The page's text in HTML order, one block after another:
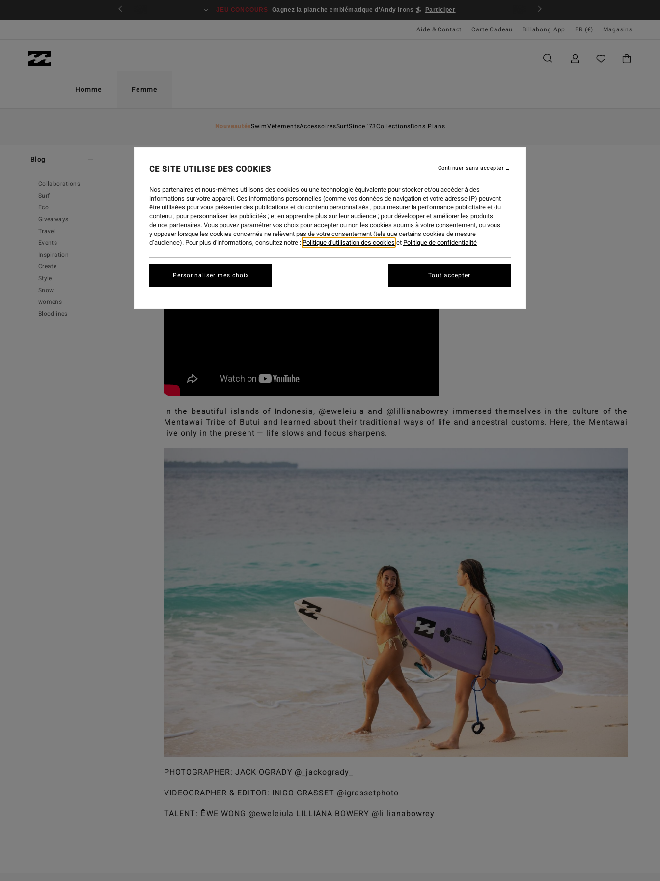
BILLABONG CREW Livraison et retours gratuits pour les membres Se connecter / s'inscrire
Aide & Contact Carte Cadeau Billabong App FR (€) Magasins
Homme Femme
NouveautésSwimVêtementsAccessoiresSurfSince '73CollectionsBons Plans
Blog
Collaborations
Surf
Eco
Giveaways
Travel
Events
Inspiration
Create
Style
Snow
womens
Bloodlines
LIL & EWE MENTAWAI ISLANDS
In the beautiful islands of Indonesia, @eweleiula and @lillianabowrey immersed themselves in the culture of the
Mentawai Tribe of Butui and learned about their traditional ways of life and ancestral customs. Here, the Mentawai
live only in the present — life slows and focus sharpens.
PHOTOGRAPHER: JACK OGRADY @_jackogrady_
VIDEOGRAPHER & EDITOR: INIGO GRASSET @igrassetphoto
TALENT: ĒWE WONG @eweleiula LILLIANA BOWERY @lillianabowrey
CE SITE UTILISE DES COOKIES
Nos partenaires et nous-mêmes utilisons des cookies ou une technologie équivalente pour stocker et/ou accéder à des
informations sur votre appareil. Ces informations personnelles (comme vos données de navigation et votre adresse IP) peuvent
être utilisées pour vous présenter des publications et du contenu personnalisés ; pour mesurer la performance publicitaire et du
contenu ; pour personnaliser les publicités ; et en apprendre plus sur leur audience ; pour développer et améliorer les produits
de nos partenaires. Vous pouvez paramétrer vos choix pour accepter ou non les cookies soumis à votre consentement, ou vous
y opposer lorsque les cookies concernés ne relèvent pas de votre consentement (tels que certains cookies de mesure
d’audience). Pour plus d'informations, consultez notre : Politique d'utilisation des cookies et Politique de confidentialité
Personnaliser mes choix
Continuer sans accepter
Tout accepter